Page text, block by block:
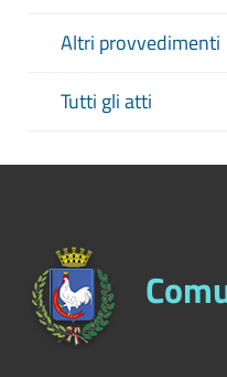
Altri provvedimenti
Tutti gli atti